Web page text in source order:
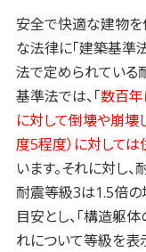
安全で快適な建物
な法律に「建築基準
法で定められている
基準法では、「数百年
に対して倒壊や崩壊
度5程度）に対して
います。それに対し
耐震等級3は1.5倍の
目安とし、「構造躯
れについて等級を表